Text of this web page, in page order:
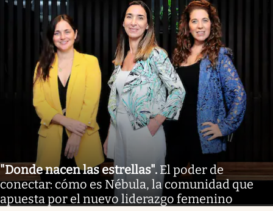
"Donde nacen las estrellas". El poder de
conectar: cómo es Nébula, la comunidad que
apuesta por el nuevo liderazgo femenino